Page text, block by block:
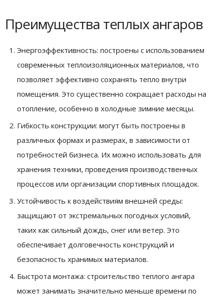
Преимущества теплых ангаров
Энергоэффективность: построены с использованием
современных теплоизоляционных материалов, что
позволяет эффективно сохранять тепло внутри
помещения. Это существенно сокращает расходы на
отопление, особенно в холодные зимние месяцы.
Гибкость конструкции: могут быть построены в
различных формах и размерах, в зависимости от
потребностей бизнеса. Их можно использовать для
хранения техники, проведения производственных
процессов или организации спортивных площадок.
Устойчивость к воздействиям внешней среды:
защищают от экстремальных погодных условий,
таких как сильный дождь, снег или ветер. Это
обеспечивает долговечность конструкций и
безопасность хранимых материалов.
Быстрота монтажа: строительство теплого ангара
может занимать значительно меньше времени по